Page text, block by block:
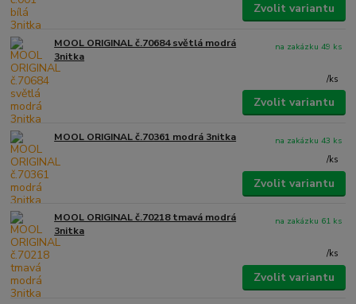
Zvolit variantu
MOOL ORIGINAL č.70684 světlá modrá
3nitka
/ks
na zakázku 49 ks
Zvolit variantu
MOOL ORIGINAL č.70361 modrá 3nitka
/ks
na zakázku 43 ks
Zvolit variantu
MOOL ORIGINAL č.70218 tmavá modrá
3nitka
/ks
na zakázku 61 ks
Zvolit variantu